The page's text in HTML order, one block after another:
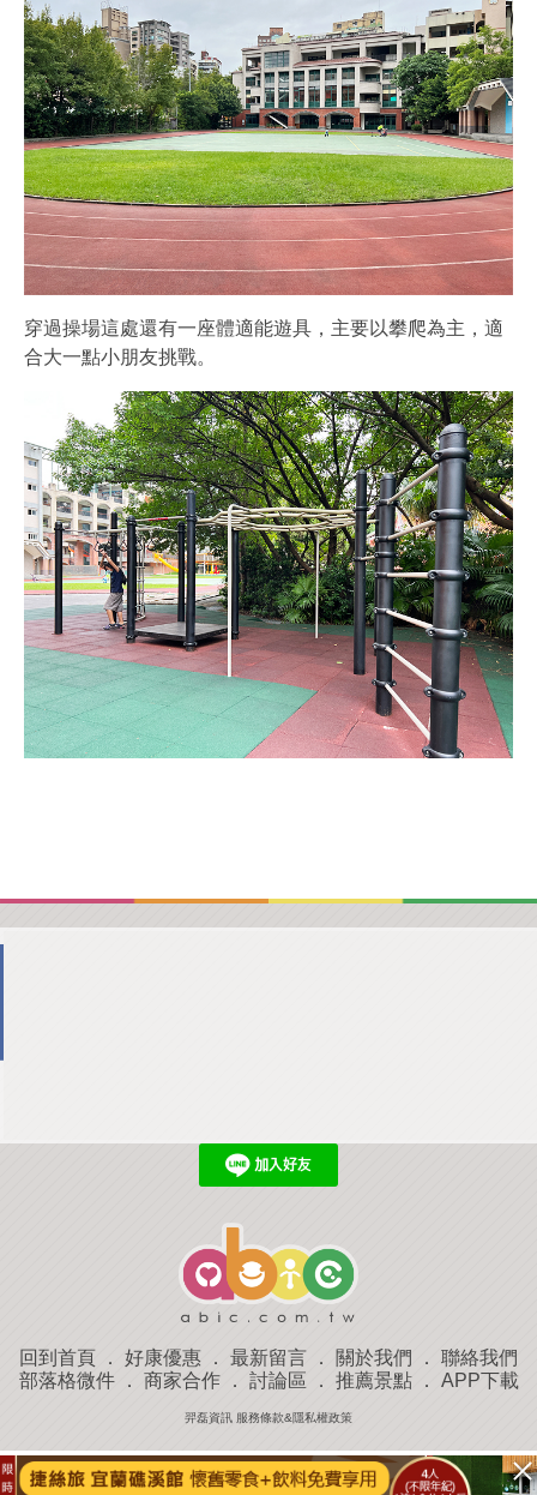
穿過操場這處還有一座體適能遊具，主要以攀爬為主，適
合大一點小朋友挑戰。
回到首頁 ． 好康優惠 ． 最新留言 ． 關於我們 ． 聯絡我們
部落格微件． 商家合作． 討論區 ． 推薦景點． APP下載
羿磊資訊 服務條款&隱私權政策